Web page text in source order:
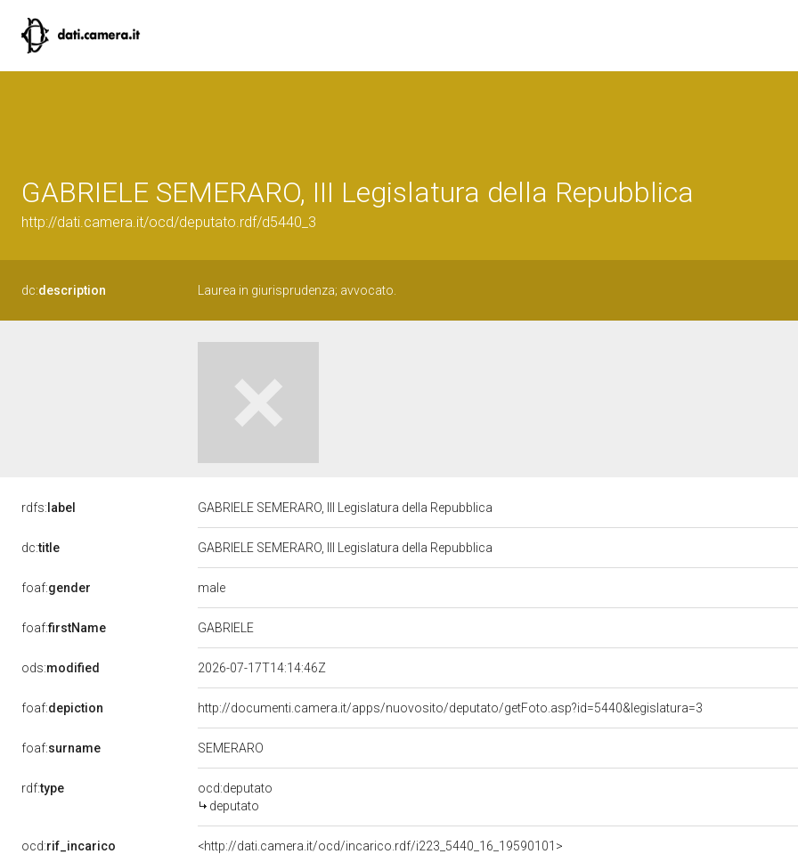
GABRIELE SEMERARO, III Legislatura della Repubblica
http://dati.camera.it/ocd/deputato.rdf/d5440_3
dc:description Laurea in giurisprudenza; avvocato.
rdfs: label GABRIELE SEMERARO, III Legislatura della Repubblica
dc:title GABRIELE SEMERARO, III Legislatura della Repubblica
foaf:gender male
foaf:firstName GABRIELE
ods:modified 2026-07-17T14:14:46Z
foaf:depiction http://documenti.camera.it/apps/nuovosito/deputato/getFoto.asp?id=5440&legislatura=3
foaf:surname SEMERARO
rdf:type
ocd:deputato
deputato
ocd:rif_incarico
<http://dati.camera.it/ocd/incarico.rdf/i223_5440_16_19590101>